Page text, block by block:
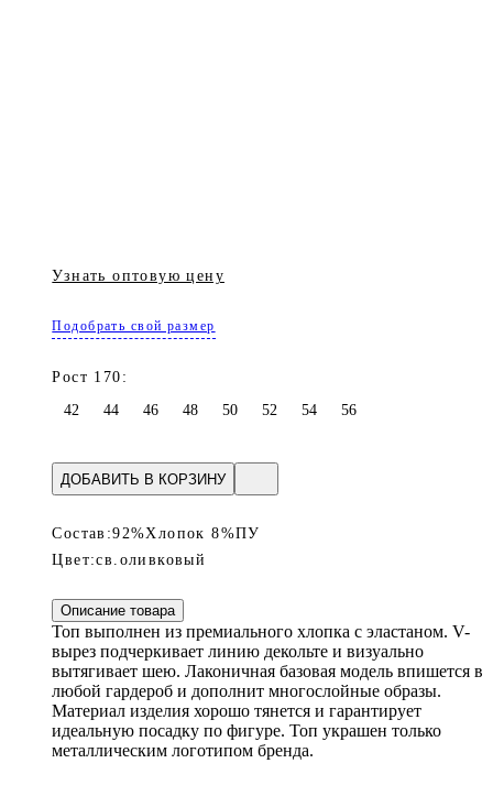
Узнать оптовую цену
Подобрать свой размер
Рост 170:
42
44 46 48 50 52 54 56
ДОБАВИТЬ В КОРЗИНУ
Состав:92%Хлопок 8%ПУ
Цвет:св.оливковый
Описание товара
Топ выполнен из премиального хлопка с эластаном. V-
вырез подчеркивает линию декольте и визуально
вытягивает шею. Лаконичная базовая модель впишется в
любой гардероб и дополнит многослойные образы.
Материал изделия хорошо тянется и гарантирует
идеальную посадку по фигуре. Топ украшен только
металлическим логотипом бренда.